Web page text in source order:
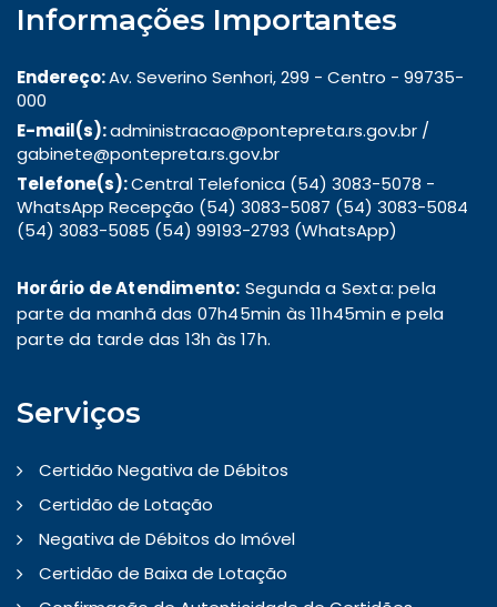
Informações Importantes
Endereço:Av. Severino Senhori, 299 - Centro - 99735-
000
E-mail(s):administracao@pontepreta.rs.gov.br /
gabinete@pontepreta.rs.gov.br
Telefone(s):Central Telefonica (54) 3083-5078 -
WhatsApp Recepção (54) 3083-5087 (54) 3083-5084
(54) 3083-5085 (54) 99193-2793 (WhatsApp)
Horário de Atendimento: Segunda a Sexta: pela
parte da manhã das 07h45min às 11h45min e pela
parte da tarde das 13h às 17h.
Serviços
Certidão Negativa de Débitos
Certidão de Lotação
Negativa de Débitos do Imóvel
Certidão de Baixa de Lotação